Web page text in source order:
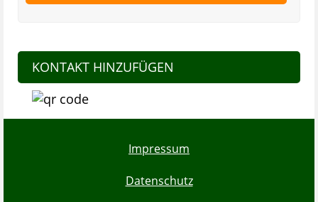
KONTAKT HINZUFÜGEN
Impressum
Datenschutz